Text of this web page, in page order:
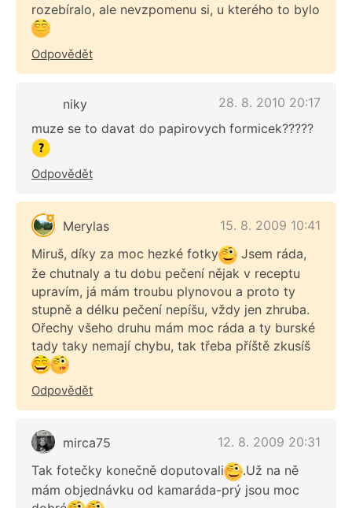
rozebíralo, ale nevzpomenu si, u kterého to bylo
Odpovědět
niky
28. 8. 2010 20:17
muze se to davat do papirovych formicek?????
Odpovědět
Merylas
15. 8. 2009 10:41
Miruš, díky za moc hezké fotky
Jsem ráda,
že chutnaly a tu dobu pečení nějak v receptu
upravím, já mám troubu plynovou a proto ty
stupně a délku pečení nepíšu, vždy jen zhruba.
Ořechy všeho druhu mám moc ráda a ty burské
tady taky nemají chybu, tak třeba příště zkusíš
Odpovědět
mirca75
12. 8. 2009 20:31
Tak fotečky konečně doputovali
.Už na ně
mám objednávku od kamaráda-prý jsou moc